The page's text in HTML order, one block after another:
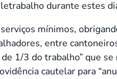
durante estes
mínimos,
entre
1/3 do trabalho” que
cautelar para